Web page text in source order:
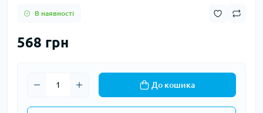
В наявності
568 грн
До кошика